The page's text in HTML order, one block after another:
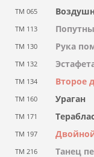
ТМ 065
ТМ 113
ТМ 130 Рука
ТМ 132
ТМ 134 Второе
ТМ 160 Ураган
ТМ 171
ТМ 197
ТМ 216 Танец